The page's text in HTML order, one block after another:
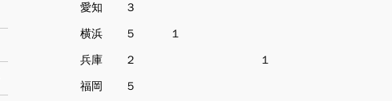
愛知 ３
横浜 ５ １
兵庫 ２ １
福岡 ５